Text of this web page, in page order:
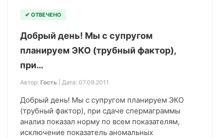
✔ ОТВЕЧЕНО
Добрый день! Мы с супругом
планируем ЭКО (трубный фактор),
при…
Автор: Гость | Дата: 07.09.2011
Добрый день! Мы с супругом планируем ЭКО
(трубный фактор), при сдаче спермаграммы
анализ показал норму по всем показателям,
исключение показатель аномальных